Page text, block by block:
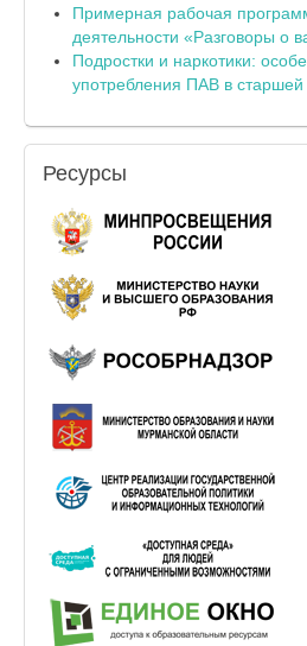
Примерная рабочая
деятельности «Разговоры о
Подростки и наркотики:
употребления ПАВ в
Ресурсы